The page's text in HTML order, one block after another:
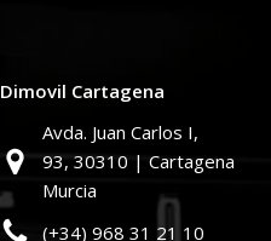
Dimovil Cartagena
Avda. Juan Carlos I,
93, 30310 | Cartagena
Murcia
(+34) 968 31 21 10